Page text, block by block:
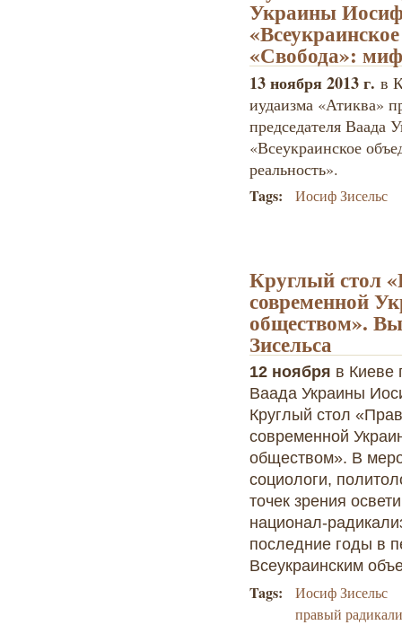
Украины
«Свобода»:
13 ноября 2013 г. в
иудаизма «Атиква»
председателя Ваада
«Всеукраинское
реальность».
Tags: Иосиф Зисельс
Круглый стол
современной
обществом».
Зисельса
12 ноября в Киеве
Ваада Украины
Круглый стол
современной
обществом». В
социологи,
точек зрения
национал-
последние годы в
Всеукраинским
Tags:
Иосиф Зисельс
правый